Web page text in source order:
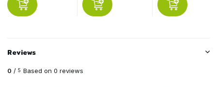
Reviews
0 / 5 Based on 0 reviews